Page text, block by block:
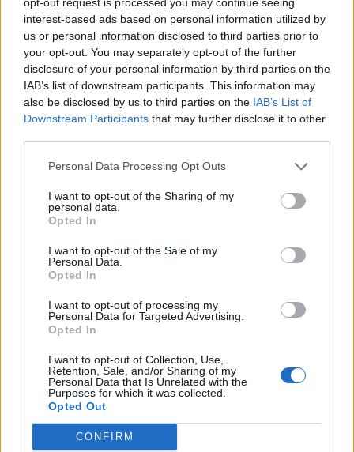
interest-based ads based on personal information utilized by
us or personal information disclosed to third parties prior to
your opt-out. You may separately opt-out of the further
disclosure of your personal information by third parties on the
IAB’s list of downstream participants. This information may
also be disclosed by us to third parties on the IAB’s List of
Downstream Participants that may further disclose it to other
Personal Data Processing Opt Outs
I want to opt-out of the Sharing of my
personal data.
Opted In
I want to opt-out of the Sale of my
Personal Data.
Opted In
I want to opt-out of processing my
Personal Data for Targeted Advertising.
Opted In
I want to opt-out of Collection, Use,
Retention, Sale, and/or Sharing of my
Personal Data that Is Unrelated with the
Purposes for which it was collected.
Opted Out
CONFIRM
Vegyépszer Zrt. három útépítésen dolgozott, de az
Index úgy tudja, hogy mindenhol leállt a munkával.
A társaság dolgozóinak jelentős részét
elbocsátotta, és egy Zala megyei faluba helyezte
át a székhelyét. A cég vezetői szerint új stratégiát
dolgoznak ki, ennek része a létszámcsökkentés és
a költözés.
A Nemzetközi Vegyépszer Zrt. az eredeti Vegyépszer
kötelezettség száz százalékát (csaknem harmincmilliárdot)
vette át, de elképzelhető, hogy a második születésnapját
egyetlen tevékenységet - útépítés, autópálya-építés - végző
társaság idén őszig...
KEDVES OLVASÓNK!
A keresett cikk a portfolio.hu hírarchívumához
tartozik, melynek olvasása előfizetéses
regisztrációhoz kötött.
Az előfizetés a következőket tartalmazza:
Portfolio.hu teljes cikkarchívum